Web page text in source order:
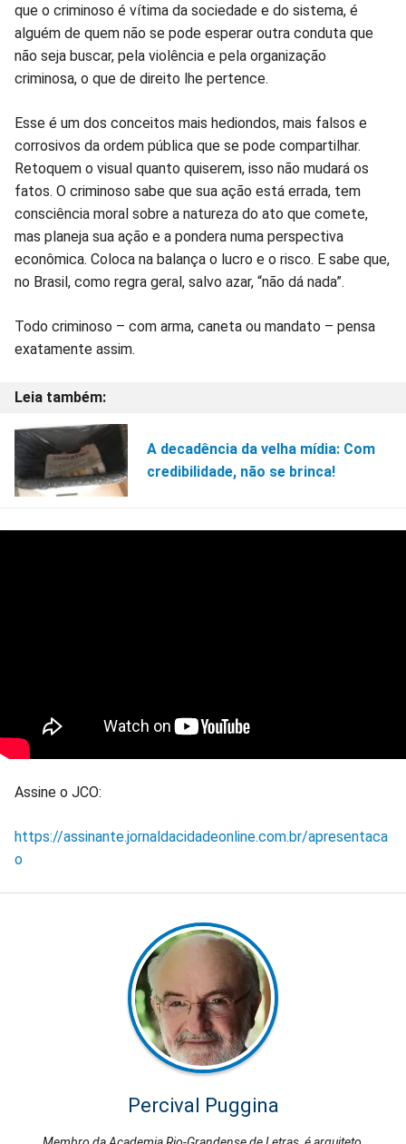
que o criminoso é vítima da sociedade e do sistema, é
alguém de quem não se pode esperar outra conduta que
não seja buscar, pela violência e pela organização
criminosa, o que de direito lhe pertence.
Esse é um dos conceitos mais hediondos, mais falsos e
corrosivos da ordem pública que se pode compartilhar.
Retoquem o visual quanto quiserem, isso não mudará os
fatos. O criminoso sabe que sua ação está errada, tem
consciência moral sobre a natureza do ato que comete,
mas planeja sua ação e a pondera numa perspectiva
econômica. Coloca na balança o lucro e o risco. E sabe que,
no Brasil, como regra geral, salvo azar, “não dá nada”.
Todo criminoso – com arma, caneta ou mandato – pensa
exatamente assim.
A decadência da velha mídia: Com
credibilidade, não se brinca!
Assine o JCO:
https://assinante.jornaldacidadeonline.com.br/apresentaca
o
Percival Puggina